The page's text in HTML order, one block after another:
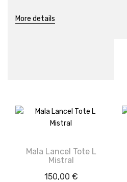
More details
Mala Lancel Tote L
Mistral
150,00 €